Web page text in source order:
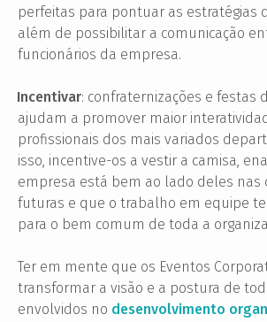
perfeitas para pontuar as estratégias
além de possibilitar a comunicação
funcionários da empresa.
Incentivar: confraternizações e festas
ajudam a promover maior
profissionais dos mais variados
isso, incentive-os a vestir a camisa,
empresa está bem ao lado deles nas
futuras e que o trabalho em equipe
para o bem comum de toda a
Ter em mente que os Eventos
transformar a visão e a postura de
envolvidos no desenvolvimento